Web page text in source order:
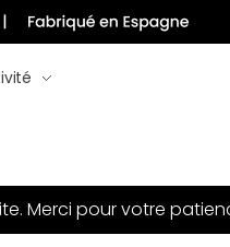
Merci pour votre